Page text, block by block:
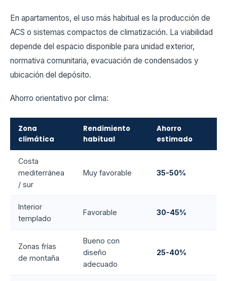
En apartamentos, el uso más habitual es la producción de
ACS o sistemas compactos de climatización. La viabilidad
depende del espacio disponible para unidad exterior,
normativa comunitaria, evacuación de condensados y
ubicación del depósito.
Ahorro orientativo por clima:
Zona
climática
Rendimiento
habitual
Ahorro
estimado
Costa
mediterránea
/ sur
Muy favorable 35-50%
Interior
templado
Favorable 30-45%
Zonas frías
de montaña
Bueno con
diseño
adecuado
25-40%